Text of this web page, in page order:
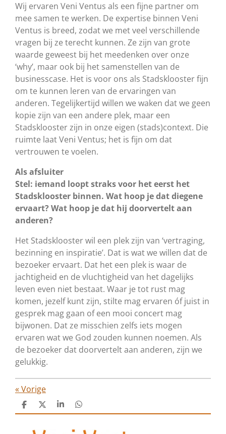
Wij ervaren Veni Ventus als een fijne partner om
mee samen te werken. De expertise binnen Veni
Ventus is breed, zodat we met veel verschillende
vragen bij ze terecht kunnen. Ze zijn van grote
waarde geweest bij het meedenken over onze
‘why’, maar ook bij het samenstellen van de
businesscase. Het is voor ons als Stadsklooster fijn
om te kunnen leren van de ervaringen van
anderen. Tegelijkertijd willen we waken dat we geen
kopie zijn van een andere plek, maar een
Stadsklooster zijn in onze eigen (stads)context. Die
ruimte laat Veni Ventus; het is fijn om dat
vertrouwen te voelen.
Als afsluiter
Stel: iemand loopt straks voor het eerst het
Stadsklooster binnen. Wat hoop je dat diegene
ervaart? Wat hoop je dat hij doorvertelt aan
anderen?
Het Stadsklooster wil een plek zijn van ‘vertraging,
bezinning en inspiratie’. Dat is wat we willen dat de
bezoeker ervaart. Dat het een plek is waar de
jachtigheid en de vluchtigheid van het dagelijks
leven even niet bestaat. Waar je tot rust mag
komen, jezelf kunt zijn, stilte mag ervaren óf juist in
gesprek mag gaan of een mooi concert mag
bijwonen. Dat ze misschien zelfs iets mogen
ervaren wat we God zouden kunnen noemen. Als
de bezoeker dat doorvertelt aan anderen, zijn we
gelukkig.
«Vorige
D
e
D
e
l
S
h
D
e